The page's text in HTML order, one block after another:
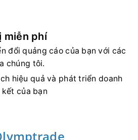
miễn phí
đổi quảng cáo của bạn với các
chúng tôi.
hiệu quả và phát triển doanh
của bạn